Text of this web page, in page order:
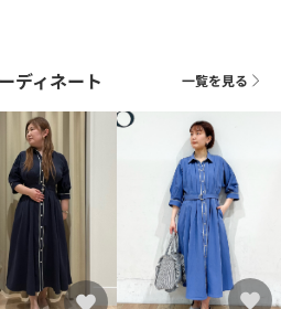
合もございます。
ディネート 一覧を見る